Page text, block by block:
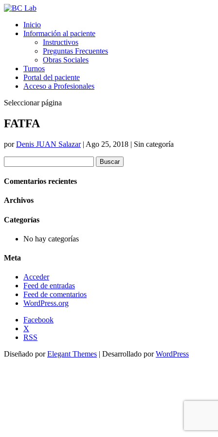
Inicio
Información al paciente
Instructivos
Preguntas Frecuentes
Obras Sociales
Turnos
Portal del paciente
Acceso a Profesionales
Seleccionar página
FATFA
porDenis JUAN Salazar| Ago 25, 2018 | Sin categoría
Comentarios recientes
Archivos
Categorías
No hay categorías
Meta
Acceder
Feed de entradas
Feed de comentarios
WordPress.org
Facebook
X
RSS
Diseñado porElegant Themes | Desarrollado porWordPress